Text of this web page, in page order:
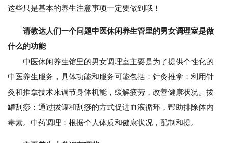
这些只是基本的养生注意事项一定要做到哦！
请教达人们一个问题中医休闲养生管里的男女调理室是做
什么的功能
中医休闲养生馆里的男女调理室主要是为了提供个性化的
中医养生服务，具体功能和服务可能包括：针灸推拿：利用针
灸和推拿技术来调节身体机能，缓解疲劳，改善健康状况。拔
罐刮痧：通过拔罐和刮痧的方式促进血液循环，帮助排除体内
毒素。中药调理：根据个人体质和健康状况，配制和提。